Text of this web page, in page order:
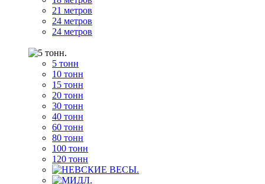
21 метров
24 метров
24 метров
5 тонн
10 тонн
15 тонн
20 тонн
30 тонн
40 тонн
60 тонн
80 тонн
100 тонн
120 тонн